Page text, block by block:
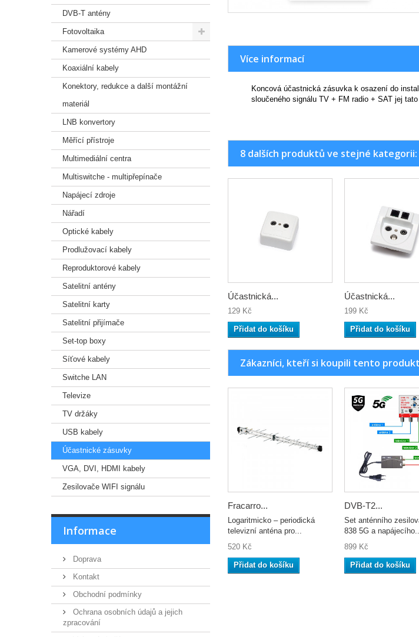
DVB-T antény
Fotovoltaika
Kamerové systémy AHD
Koaxiální kabely
Konektory, redukce a další montážní
materiál
LNB konvertory
Měřící přístroje
Multimediální centra
Multiswitche - multipřepínače
Napájecí zdroje
Nářadí
Optické kabely
Prodlužovací kabely
Reproduktorové kabely
Satelitní antény
Satelitní karty
Satelitní přijímače
Set-top boxy
Síťové kabely
Switche LAN
Televize
TV držáky
USB kabely
Účastnické zásuvky
VGA, DVI, HDMI kabely
Zesilovače WIFI signálu
Informace
Doprava
Kontakt
Obchodní podmínky
Ochrana osobních údajů a jejich
zpracování
Více informací
Koncová účastnická zásuvka k osazení do
sloučeného signálu TV + FM radio + SAT jej
8 dalších produktů ve stejné kategorii:
Účastnická...
129 Kč
Přidat do košíku
Účastnická...
199 Kč
Přidat do košíku
Zákazníci, kteří si koupili tento
Fracarro...
Logaritmicko – periodická
televizní anténa pro...
520 Kč
Přidat do košíku
DVB-T2...
Set anténního
838 5G a
899 Kč
Přidat do košíku